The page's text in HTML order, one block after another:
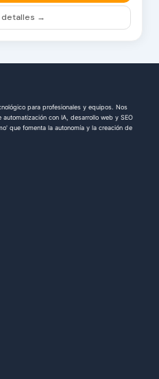
detalles →
para profesionales y equipos. Nos
con IA, desarrollo web y SEO
que fomenta la autonomía y la creación de